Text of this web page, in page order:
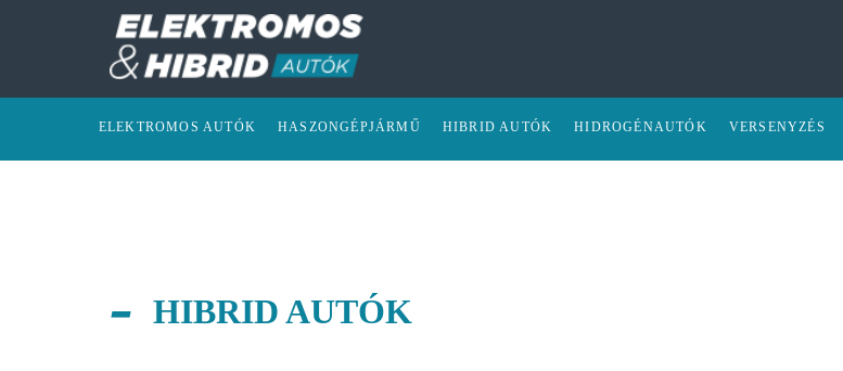
ELEKTROMOS AUTÓK HASZONGÉPJÁRMŰ HIBRID AUTÓK HIDROGÉNAUTÓK VERSENYZÉS
HIBRID AUTÓK